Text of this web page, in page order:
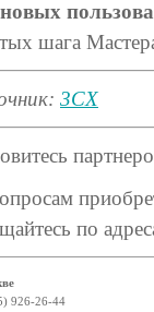
шага
3СХ
по
926-26-44